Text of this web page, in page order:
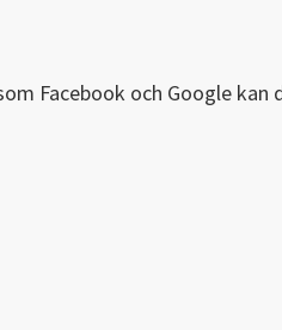
Facebook och Google kan